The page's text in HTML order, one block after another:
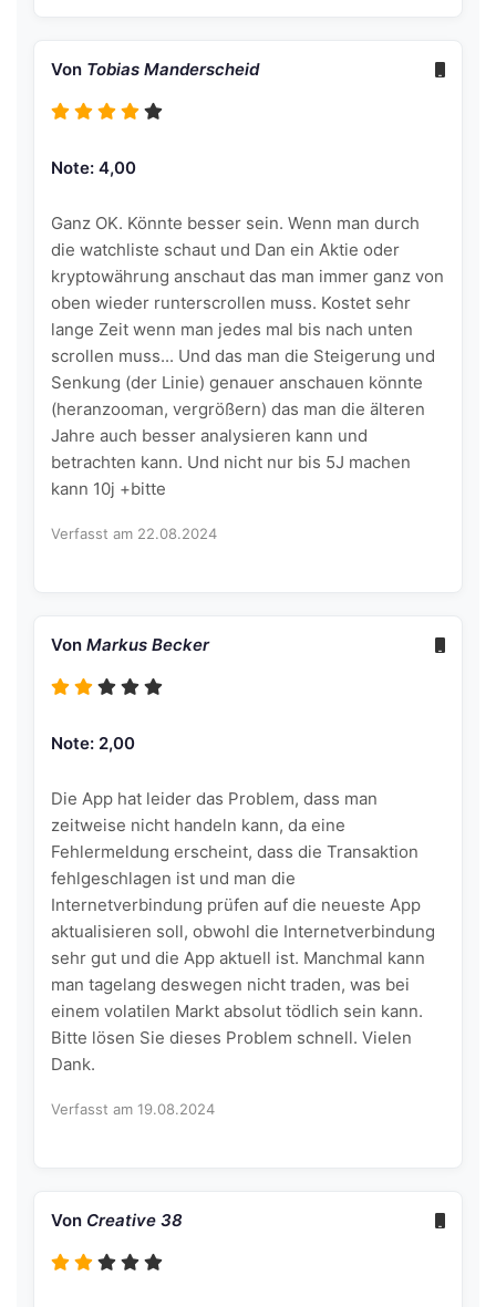
Von Tobias Manderscheid
Note: 4,00
Ganz OK. Könnte besser sein. Wenn man durch
die watchliste schaut und Dan ein Aktie oder
kryptowährung anschaut das man immer ganz von
oben wieder runterscrollen muss. Kostet sehr
lange Zeit wenn man jedes mal bis nach unten
scrollen muss... Und das man die Steigerung und
Senkung (der Linie) genauer anschauen könnte
(heranzooman, vergrößern) das man die älteren
Jahre auch besser analysieren kann und
betrachten kann. Und nicht nur bis 5J machen
kann 10j +bitte
Verfasst am 22.08.2024
Von Markus Becker
Note: 2,00
Die App hat leider das Problem, dass man
zeitweise nicht handeln kann, da eine
Fehlermeldung erscheint, dass die Transaktion
fehlgeschlagen ist und man die
Internetverbindung prüfen auf die neueste App
aktualisieren soll, obwohl die Internetverbindung
sehr gut und die App aktuell ist. Manchmal kann
man tagelang deswegen nicht traden, was bei
einem volatilen Markt absolut tödlich sein kann.
Bitte lösen Sie dieses Problem schnell. Vielen
Dank.
Verfasst am 19.08.2024
Von Creative 38